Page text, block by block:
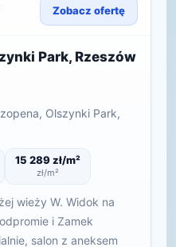
Zobacz ofertę
Park, Rzeszów
Olszynki Park,
15 289 zł/m²
zł/m²
wieży W. Widok na
i Zamek
salon z aneksem